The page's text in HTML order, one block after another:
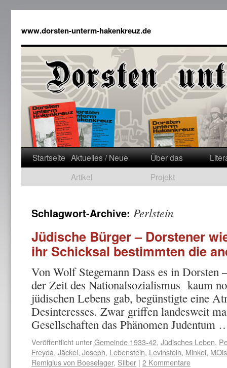
www.dorsten-unterm-hakenkreuz.de
Startseite Aktuelles / Neue
Artikel
Über das
Projekt
Schlagwort-Archive: Perlstein
Jüdische Bürger – Dorstener
ihr Schicksal bestimmten die
Von Wolf Stegemann Dass es in Dorsten
der Zeit des Nationalsozialismus kaum
jüdischen Lebens gab, begünstigte eine
Desinteresses. Zwar griffen landesweit
Gesellschaften das Phänomen
Veröffentlicht unterGemeinde 1933-42, Jüdisches Leben,
Freyda, Jäckel, Joseph, Lebenstein, Levinstein, Minkel,
Remigius von Boeselager, Silber | 2 Kommentare